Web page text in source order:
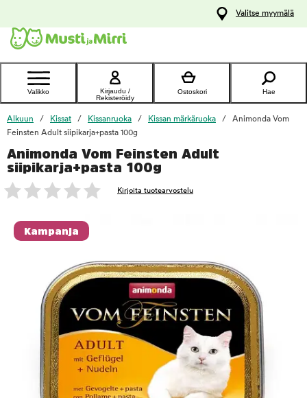
Ota yhteyttä
asiakaspalveluun
Valitse myymälä
Valikko
Kirjaudu /
Rekisteröidy
Ostoskori Hae
Alkuun Kissat Kissanruoka Kissan märkäruoka
Animonda Vom
Feinsten Adult siipikarja+pasta 100g
Animonda Vom Feinsten Adult
siipikarja+pasta 100g
Kirjoita tuotearvostelu
Kampanja
foo